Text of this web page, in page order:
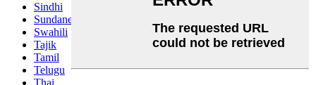
Sindhi
Sundanese
Swahili
Tajik
Tamil
Telugu
Thai